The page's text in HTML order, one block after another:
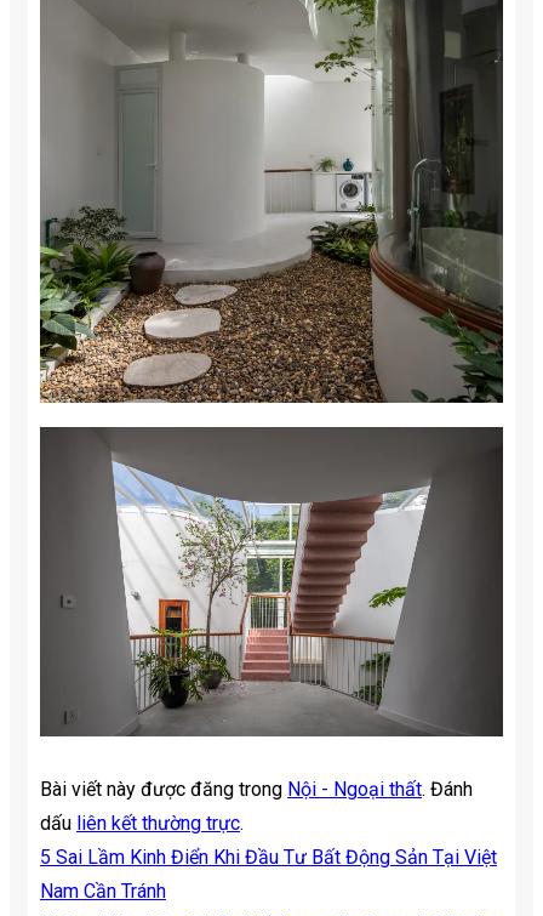
Bài viết này được đăng trong Nội - Ngoại thất. Đánh
dấu liên kết thường trực.
5 Sai Lầm Kinh Điển Khi Đầu Tư Bất Động Sản Tại Việt
Nam Cần Tránh